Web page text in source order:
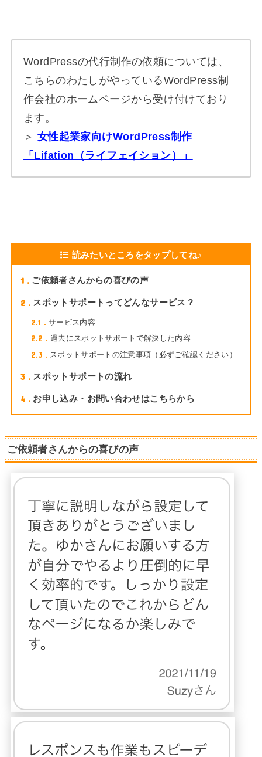
WordPressの代行制作の依頼については、
こちらのわたしがやっているWordPress制
作会社のホームページから受け付けており
ます。
＞ 女性起業家向けWordPress制作
「Lifation（ライフェイション）」
読みたいところをタップしてね♪
1 ご依頼者さんからの喜びの声
2 スポットサポートってどんなサービス？
2.1 サービス内容
2.2 過去にスポットサポートで解決した内容
2.3 スポットサポートの注意事項（必ずご確認ください）
3 スポットサポートの流れ
4 お申し込み・お問い合わせはこちらから
ご依頼者さんからの喜びの声